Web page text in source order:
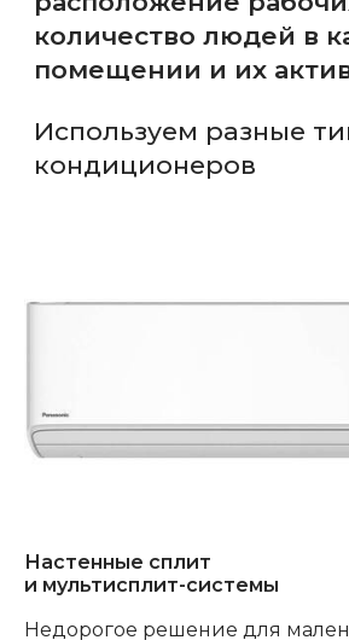
Настенные сплит
и мультисплит-системы
Недорогое решение для
Используем
качественную
Value